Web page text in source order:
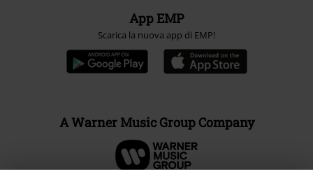
App EMP
Scarica la nuova app di EMP!
A Warner Music Group Company